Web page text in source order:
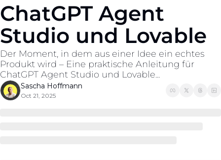
ChatGPT Agent
Studio und Lovable
Der Moment, in dem aus einer Idee ein echtes
Produkt wird – Eine praktische Anleitung für
ChatGPT Agent Studio und Lovable...
Sascha Hoffmann
Oct 21, 2025